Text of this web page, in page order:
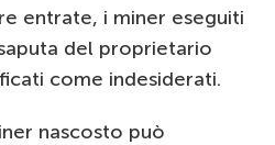
entrate, i miner eseguiti
del proprietario
come indesiderati.
nascosto può